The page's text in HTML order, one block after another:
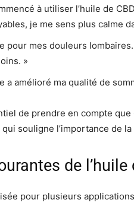
à utiliser l’huile de
je me sens plus calme
pour mes douleurs
»
a amélioré ma qualité de
de prendre en compte
souligne l’importance de
de l’huile
pour plusieurs